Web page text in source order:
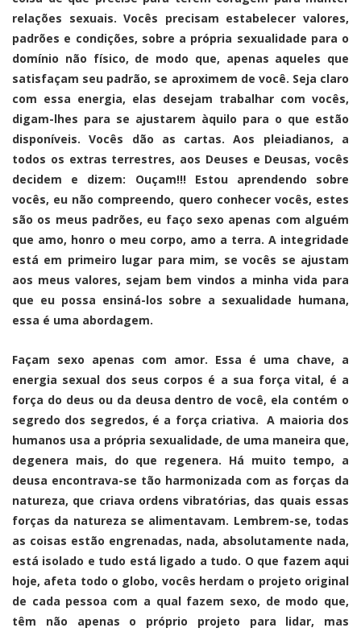
relações sexuais. Vocês precisam estabelecer valores,
padrões e condições, sobre a própria sexualidade para o
domínio não físico, de modo que, apenas aqueles que
satisfaçam seu padrão, se aproximem de você. Seja claro
com essa energia, elas desejam trabalhar com vocês,
digam-lhes para se ajustarem àquilo para o que estão
disponíveis. Vocês dão as cartas. Aos pleiadianos, a
todos os extras terrestres, aos Deuses e Deusas, vocês
decidem e dizem: Ouçam!!! Estou aprendendo sobre
vocês, eu não compreendo, quero conhecer vocês, estes
são os meus padrões, eu faço sexo apenas com alguém
que amo, honro o meu corpo, amo a terra. A integridade
está em primeiro lugar para mim, se vocês se ajustam
aos meus valores, sejam bem vindos a minha vida para
que eu possa ensiná-los sobre a sexualidade humana,
essa é uma abordagem.
Façam sexo apenas com amor. Essa é uma chave, a
energia sexual dos seus corpos é a sua força vital, é a
força do deus ou da deusa dentro de você, ela contém o
segredo dos segredos, é a força criativa. A maioria dos
humanos usa a própria sexualidade, de uma maneira que,
degenera mais, do que regenera. Há muito tempo, a
deusa encontrava-se tão harmonizada com as forças da
natureza, que criava ordens vibratórias, das quais essas
forças da natureza se alimentavam. Lembrem-se, todas
as coisas estão engrenadas, nada, absolutamente nada,
está isolado e tudo está ligado a tudo. O que fazem aqui
hoje, afeta todo o globo, vocês herdam o projeto original
de cada pessoa com a qual fazem sexo, de modo que,
têm não apenas o próprio projeto para lidar, mas